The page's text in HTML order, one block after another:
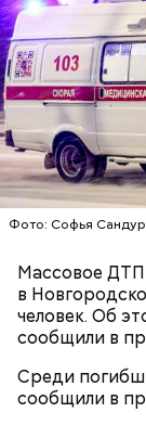
Фото: Софья
Массовое ДТП
в
человек. Об
сообщили в
Среди
сообщили в
Анонимный
подчеркнул,
квартир, а
оплачивать
СБУ
миллиона